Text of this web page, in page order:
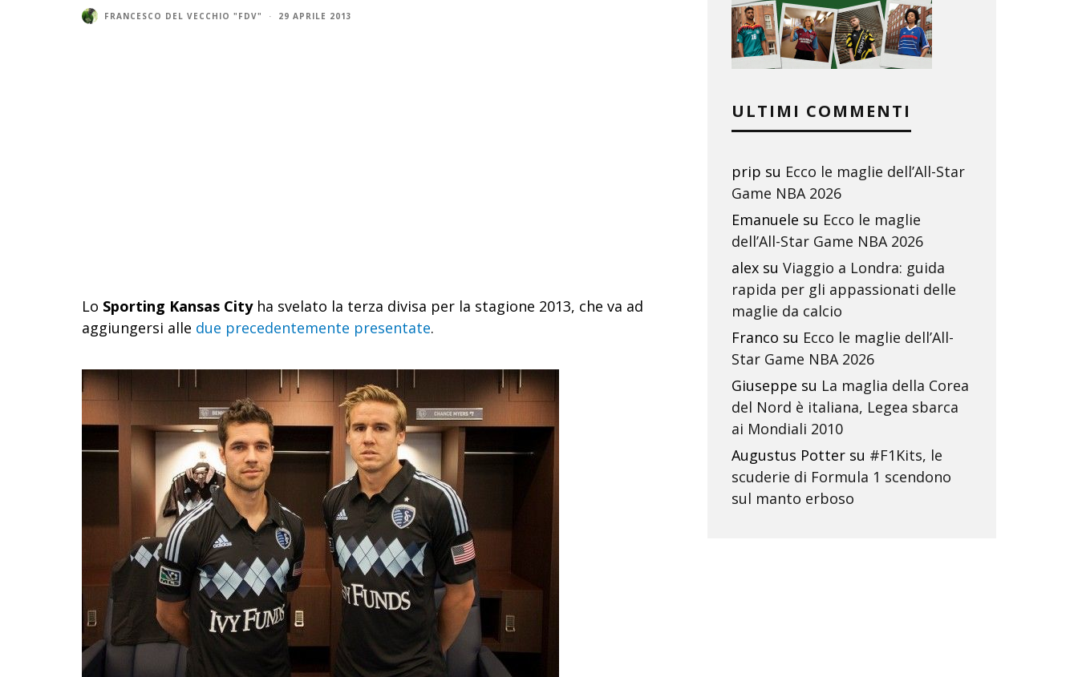
FRANCESCO DEL VECCHIO "FDV" · 29 APRILE 2013
Lo Sporting Kansas Cityha svelato la terza divisa per la stagione 2013, che va ad
aggiungersi alle due precedentemente presentate.
ULTIMI COMMENTI
prip su Ecco le maglie dell’All-Star
Game NBA 2026
Emanuele su Ecco le maglie
dell’All-Star Game NBA 2026
alex su Viaggio a Londra: guida
rapida per gli appassionati delle
maglie da calcio
Franco su Ecco le maglie dell’All-
Star Game NBA 2026
Giuseppe su La maglia della Corea
del Nord è italiana, Legea sbarca
ai Mondiali 2010
Augustus Potter su #F1Kits, le
scuderie di Formula 1 scendono
sul manto erboso